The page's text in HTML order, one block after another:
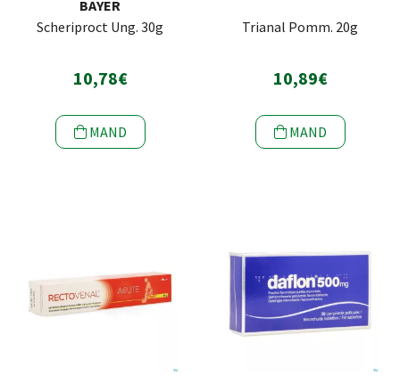
BAYER
Scheriproct Ung. 30g
10,78€
MAND
Trianal Pomm. 20g
10,89€
MAND